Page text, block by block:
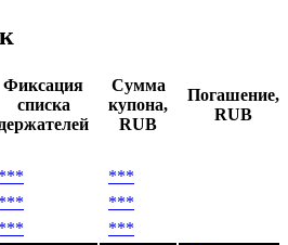
Фиксация
списка
Сумма
купона,
RUB
Погашение,
RUB
***
***
***
***
***
***